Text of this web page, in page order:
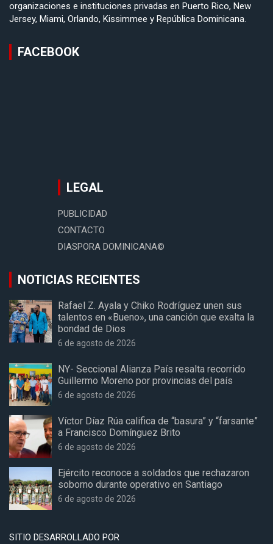
organizaciones e instituciones privadas en Puerto Rico, New
Jersey, Miami, Orlando, Kissimmee y República Dominicana.
FACEBOOK
LEGAL
PUBLICIDAD
CONTACTO
DIASPORA DOMINICANA©
NOTICIAS RECIENTES
Rafael Z. Ayala y Chiko Rodríguez unen sus
talentos en «Bueno», una canción que exalta la
bondad de Dios
6 de agosto de 2026
NY- Seccional Alianza País resalta recorrido
Guillermo Moreno por provincias del país
6 de agosto de 2026
Víctor Díaz Rúa califica de “basura” y “farsante”
a Francisco Domínguez Brito
6 de agosto de 2026
Ejército reconoce a soldados que rechazaron
soborno durante operativo en Santiago
6 de agosto de 2026
SITIO DESARROLLADO POR